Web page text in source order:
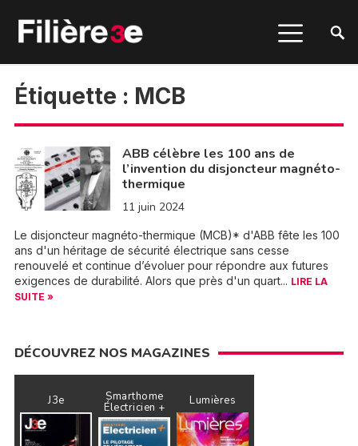
Étiquette : MCB
ABB célèbre les 100 ans de
l’invention du disjoncteur magnéto-
thermique
11 juin 2024
Le disjoncteur magnéto-thermique (MCB)* d'ABB fête les 100
ans d'un héritage de sécurité électrique sans cesse
renouvelé et continue d’évoluer pour répondre aux futures
exigences de durabilité. Alors que près d'un quart... LIRE LA
SUITE »
DÉCOUVREZ NOS MAGAZINES
J3e Smarthome
Électricien + Lumières